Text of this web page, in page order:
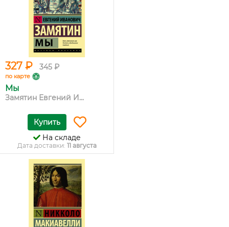
327 ₽ 345 ₽
по карте
Мы
Замятин Евгений И...
Купить
На складе
Дата доставки: 11 августа